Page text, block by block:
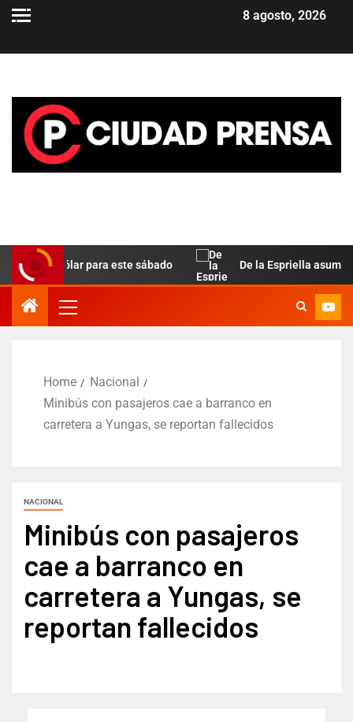
8 agosto, 2026
del dólar para este sábado De la Espriella asume en
Home
Nacional
Minibús con pasajeros cae a barranco en
carretera a Yungas, se reportan fallecidos
NACIONAL
Minibús con pasajeros
cae a barranco en
carretera a Yungas, se
reportan fallecidos